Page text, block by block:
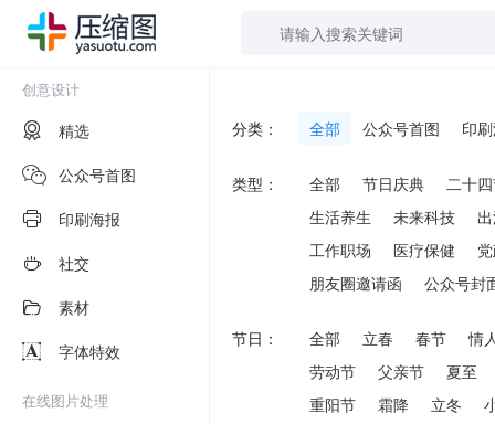
创意设计
精选
公众号首图
印刷海报
社交
素材
字体特效
在线图片处理
分类： 全部 公众号首图 印
类型： 全部 节日庆典
二十
生活养生
未来科技
工作职场
医疗保健
朋友圈邀请函
公众号封
节日： 全部 立春 春节
情
劳动节
父亲节
夏至
重阳节
霜降 立冬